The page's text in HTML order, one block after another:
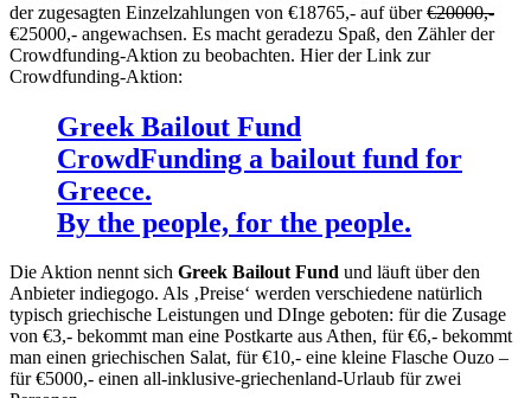
der zugesagten Einzelzahlungen von €18765,- auf über€20000,-
€25000,- angewachsen. Es macht geradezu Spaß, den Zähler der
Crowdfunding-Aktion zu beobachten. Hier der Link zur
Crowdfunding-Aktion:
Greek Bailout Fund
CrowdFunding a bailout fund for
Greece.
By the people, for the people.
Die Aktion nennt sich Greek Bailout Fund und läuft über den
Anbieter indiegogo. Als ‚Preise‘ werden verschiedene natürlich
typisch griechische Leistungen und DInge geboten: für die Zusage
von €3,- bekommt man eine Postkarte aus Athen, für €6,- bekommt
man einen griechischen Salat, für €10,- eine kleine Flasche Ouzo –
für €5000,- einen all-inklusive-griechenland-Urlaub für zwei